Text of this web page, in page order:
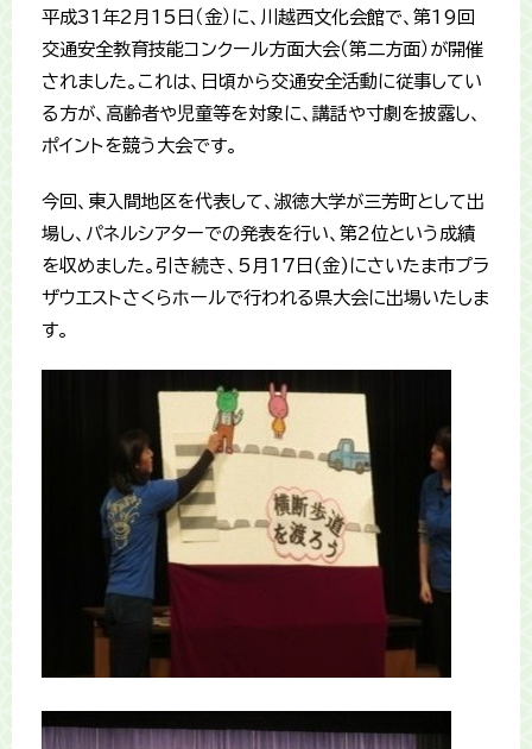
平成31年2月15日（金）に、川越西文化会館で、第19回
交通安全教育技能コンクール方面大会（第二方面）が開催
されました。これは、日頃から交通安全活動に従事してい
る方が、高齢者や児童等を対象に、講話や寸劇を披露し、
ポイントを競う大会です。
今回、東入間地区を代表して、淑徳大学が三芳町として出
場し、パネルシアターでの発表を行い、第2位という成績
を収めました。引き続き、5月17日(金)にさいたま市プラ
ザウエストさくらホールで行われる県大会に出場いたしま
す。